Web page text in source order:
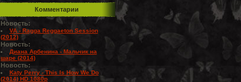
Комментарии
Новость:
VA - Ragga Reggaeton Session
(2012)
Новость:
Диана Арбенина - Мальчик на
шаре (2014)
Новость:
Katy Perry - This Is How We Do
(2014) HD 1080p